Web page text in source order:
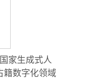
家生成式人
籍数字化领域